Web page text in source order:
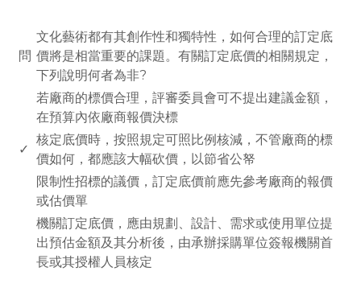
問
文化藝術都有其創作性和獨特性，如何合理的訂定底
價將是相當重要的課題。有關訂定底價的相關規定，
下列說明何者為非?
若廠商的標價合理，評審委員會可不提出建議金額，
在預算內依廠商報價決標
✓
核定底價時，按照規定可照比例核減，不管廠商的標
價如何，都應該大幅砍價，以節省公帑
限制性招標的議價，訂定底價前應先參考廠商的報價
或估價單
機關訂定底價，應由規劃、設計、需求或使用單位提
出預估金額及其分析後，由承辦採購單位簽報機關首
長或其授權人員核定